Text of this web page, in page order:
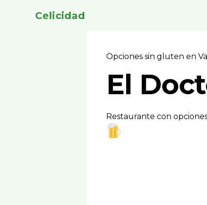
Celicidad
Opciones sin gluten en
El
Restaurante con